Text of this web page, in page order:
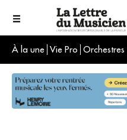
À la une Vie Pro Orchestres
Le